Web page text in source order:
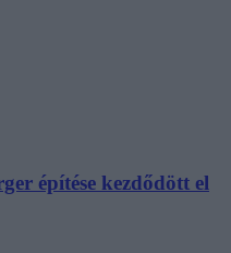
építése kezdődött el